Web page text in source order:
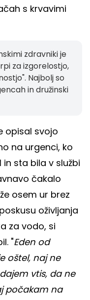
s krvavimi
zdravniki je
za izgorelostjo,
Najbolj so
in družinski
opisal svojo
na urgenci, ko
sta bila v službi
čakalo
osem ur brez
oživljanja
za vodo, si
"Eden od
oštel, naj ne
vtis, da ne
počakam na